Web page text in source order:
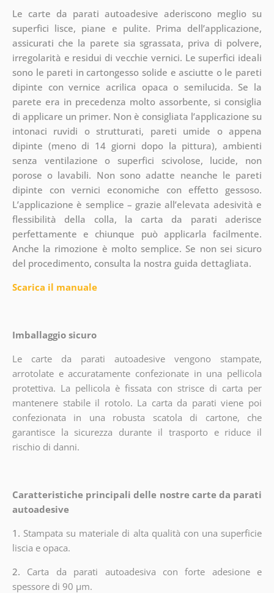
Le carte da parati autoadesive aderiscono meglio su
superfici lisce, piane e pulite. Prima dell’applicazione,
assicurati che la parete sia sgrassata, priva di polvere,
irregolarità e residui di vecchie vernici. Le superfici ideali
sono le pareti in cartongesso solide e asciutte o le pareti
dipinte con vernice acrilica opaca o semilucida. Se la
parete era in precedenza molto assorbente, si consiglia
di applicare un primer. Non è consigliata l’applicazione su
intonaci ruvidi o strutturati, pareti umide o appena
dipinte (meno di 14 giorni dopo la pittura), ambienti
senza ventilazione o superfici scivolose, lucide, non
porose o lavabili. Non sono adatte neanche le pareti
dipinte con vernici economiche con effetto gessoso.
L’applicazione è semplice – grazie all’elevata adesività e
flessibilità della colla, la carta da parati aderisce
perfettamente e chiunque può applicarla facilmente.
Anche la rimozione è molto semplice. Se non sei sicuro
del procedimento, consulta la nostra guida dettagliata.
Scarica il manuale
Imballaggio sicuro
Le carte da parati autoadesive vengono stampate,
arrotolate e accuratamente confezionate in una pellicola
protettiva. La pellicola è fissata con strisce di carta per
mantenere stabile il rotolo. La carta da parati viene poi
confezionata in una robusta scatola di cartone, che
garantisce la sicurezza durante il trasporto e riduce il
rischio di danni.
Caratteristiche principali delle nostre carte da parati
autoadesive
1. Stampata su materiale di alta qualità con una superficie
liscia e opaca.
2. Carta da parati autoadesiva con forte adesione e
spessore di 90 µm.